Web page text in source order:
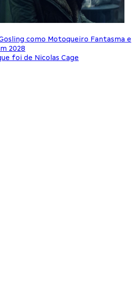
como Motoqueiro Fantasma e
2028
foi de Nicolas Cage